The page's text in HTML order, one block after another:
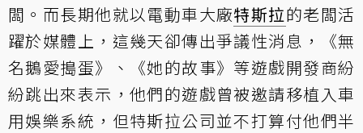
闆。而長期他就以電動車大廠特斯拉的老闆活
躍於媒體上，這幾天卻傳出爭議性消息，《無
名鵝愛搗蛋》、《她的故事》等遊戲開發商紛
紛跳出來表示，他們的遊戲曾被邀請移植入車
用娛樂系統，但特斯拉公司並不打算付他們半